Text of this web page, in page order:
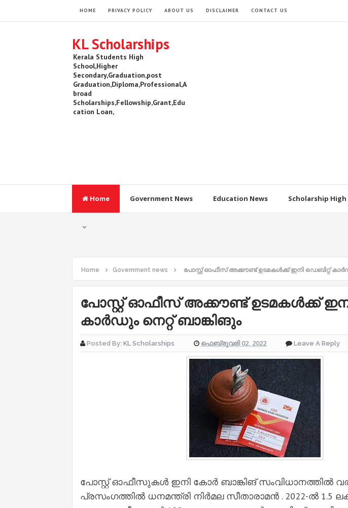
HOME PRIVACY POLICY ABOUT US DISCLAIMER CONTACT US
KL Scholarships
Kerala Students High
School,Higher
Secondary,Graduation,post
Graduation,Diploma,Professional,A
broad
Scholarships,Fellowship,Grant,Edu
cation Loan,
Home Government News Education News Scholarship
Home Government news പോസ്റ്റ് ഓഫീസ് അക്കൗണ്ട് ഉടമകള്‍ക്ക് ഇനി ഡെബിറ്റ്
പോസ്റ്റ് ഓഫീസ് അക്കൗണ്ട് ഉടമകള്‍ക്ക്
കാര്‍ഡും നെറ്റ് ബാങ്കിങും
Posted By: KL Scholarships ഫെബ്രുവരി 02, 2022 Leave A Reply
പോസ്റ്റ് ഓഫീസുകള്‍ ഇനി കോര്‍ ബാങ്കിങ് സംവിധാനത്തില്‍
പ്രസംഗത്തില്‍ ധനമന്ത്രി നിര്‍മല സീതാരാമന്‍ . 2022-ല്‍ 1.5